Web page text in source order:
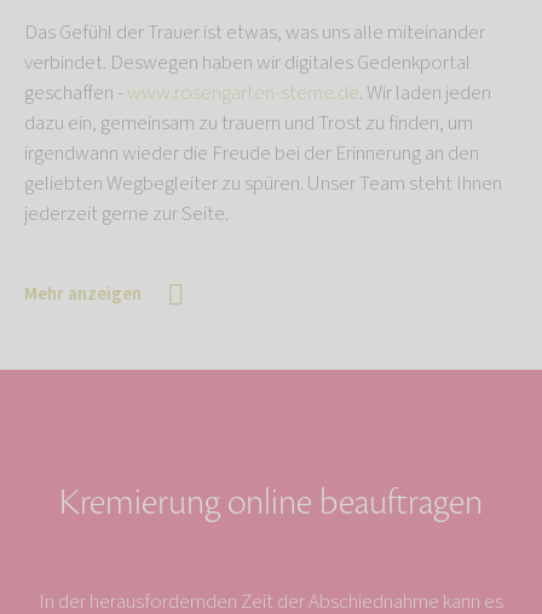
Das Gefühl der Trauer ist etwas, was uns alle miteinander
verbindet. Deswegen haben wir digitales Gedenkportal
geschaffen -www.rosengarten-sterne.de. Wir laden jeden
dazu ein, gemeinsam zu trauern und Trost zu finden, um
irgendwann wieder die Freude bei der Erinnerung an den
geliebten Wegbegleiter zu spüren. Unser Team steht Ihnen
jederzeit gerne zur Seite.
Mehr anzeigen
Kremierung online beauftragen
In der herausfordernden Zeit der Abschiednahme kann es